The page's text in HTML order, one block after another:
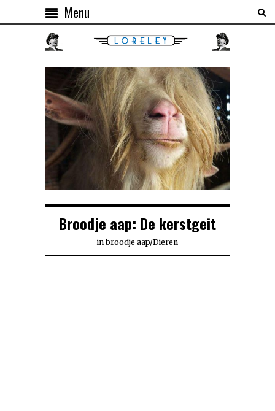
Menu
Broodje aap: De kerstgeit
in broodje aap/Dieren